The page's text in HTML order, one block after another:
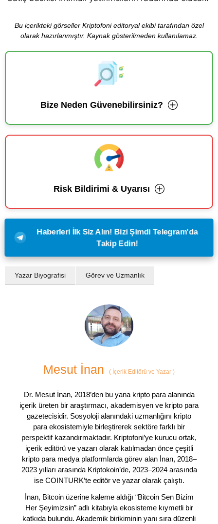
Bu içerikteki görseller Kriptofoni editoryal ekibi tarafından özel
olarak hazırlanmıştır. Kaynak gösterilmeden kullanılamaz.
Bize Neden Güvenebilirsiniz?
Risk Bildirimi & Uyarısı
Haberleri İlk Siz Alın! Bizi Şimdi Telegram'da
Takip Edin!
Yazar Biyografisi Görev ve Uzmanlık
Mesut İnan ( İçerik Editörü ve Yazar )
Dr. Mesut İnan, 2018’den bu yana kripto para alanında
içerik üreten bir araştırmacı, akademisyen ve kripto para
gazetecisidir. Sosyoloji alanındaki uzmanlığını kripto
para ekosistemiyle birleştirerek sektöre farklı bir
perspektif kazandırmaktadır. Kriptofoni’ye kurucu ortak,
içerik editörü ve yazarı olarak katılmadan önce çeşitli
kripto para medya platformlarda görev alan İnan, 2018–
2023 yılları arasında Kriptokoin’de, 2023–2024 arasında
ise COINTURK’te editör ve yazar olarak çalıştı.
İnan, Bitcoin üzerine kaleme aldığı “Bitcoin Sen Bizim
Her Şeyimizsin” adlı kitabıyla ekosisteme kıymetli bir
katkıda bulundu. Akademik birikiminin yanı sıra düzenli